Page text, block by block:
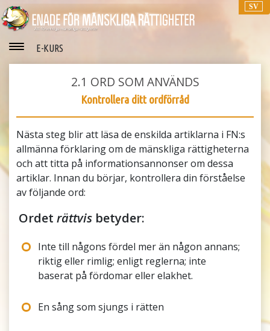
SV
E-KURS
2.1 ORD SOM ANVÄNDS
Kontrollera ditt ordförråd
Nästa steg blir att läsa de enskilda artiklarna i FN:s
allmänna förklaring om de mänskliga rättigheterna
och att titta på informationsannonser om dessa
artiklar. Innan du börjar, kontrollera din förståelse
av följande ord:
Ordeträttvis betyder:
Inte till någons fördel mer än någon annans;
riktig eller rimlig; enligt reglerna; inte
baserat på fördomar eller elakhet.
En sång som sjungs i rätten